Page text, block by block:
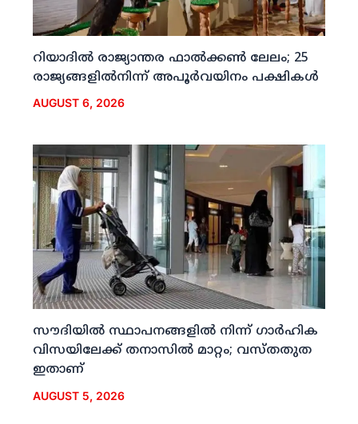
റിയാദില്‍ രാജ്യാന്തര ഫാല്‍ക്കണ്‍ ലേലം; 25
രാജ്യങ്ങളില്‍നിന്ന് അപൂര്‍വയിനം പക്ഷികള്‍
AUGUST 6, 2026
സൗദിയില്‍ സ്ഥാപനങ്ങളില്‍ നിന്ന് ഗാര്‍ഹിക
വിസയിലേക്ക് തനാസില്‍ മാറ്റം; വസ്തതുത
ഇതാണ്
AUGUST 5, 2026